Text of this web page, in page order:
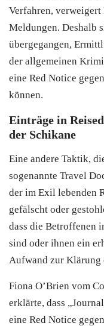
Verfahren,
Meldungen. Deshalb
übergegangen,
der allgemeinen
eine Red Notice
können.
Einträge in
der Schikane
Eine andere Taktik,
sogenannte Travel
der im Exil lebenden
gefälscht oder
dass die Betroffenen
sind oder ihnen ein
Aufwand zur Klärung
Fiona O’Brien vom
erklärte, dass
eine Red Notice